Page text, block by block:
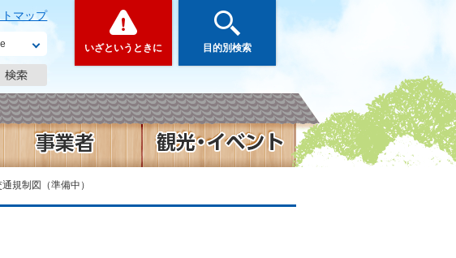
マップ
いざというときに 目的別検索
規制図（準備中）